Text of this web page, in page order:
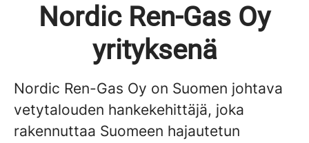
Nordic Ren-Gas Oy
yrityksenä
Nordic Ren-Gas Oy on Suomen johtava
vetytalouden hankekehittäjä, joka
rakennuttaa Suomeen hajautetun